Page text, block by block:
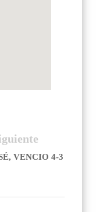
VENCIO 4-3